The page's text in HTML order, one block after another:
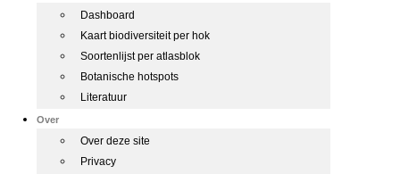
Dashboard
Kaart biodiversiteit per hok
Soortenlijst per atlasblok
Botanische hotspots
Literatuur
Over
Over deze site
Privacy